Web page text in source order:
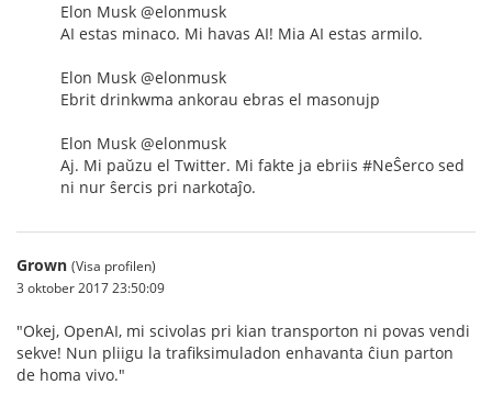
Elon Musk @elonmusk
AI estas minaco. Mi havas AI! Mia AI estas armilo.
Elon Musk @elonmusk
Ebrit drinkwma ankorau ebras el masonujp
Elon Musk @elonmusk
Aj. Mi paŭzu el Twitter. Mi fakte ja ebriis #NeŜerco sed
ni nur ŝercis pri narkotaĵo.
Grown (Visa profilen)
3 oktober 2017 23:50:09
"Okej, OpenAI, mi scivolas pri kian transporton ni povas vendi
sekve! Nun pliigu la trafiksimuladon enhavanta ĉiun parton
de homa vivo."